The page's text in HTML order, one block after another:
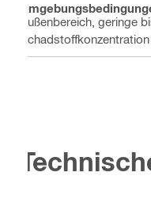
Außenbereich, geringe